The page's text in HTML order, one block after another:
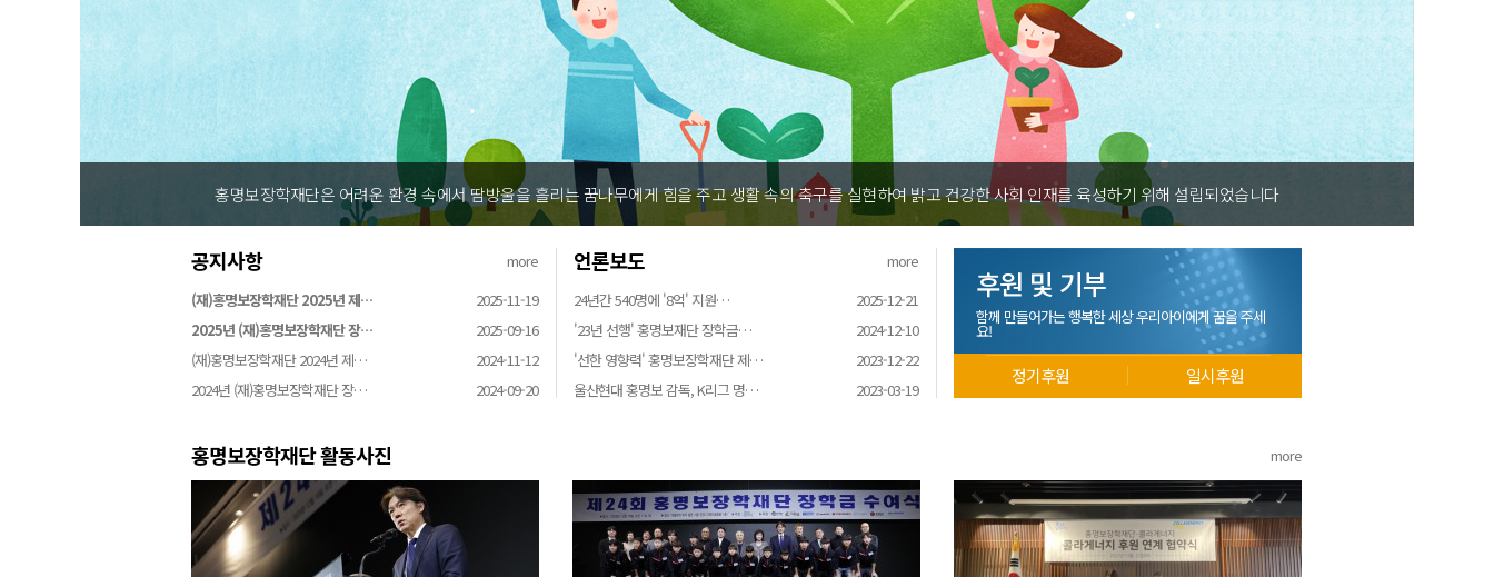
홍명보장학재단은 어려운 환경 속에서 땀방울을 흘리는 꿈나무에게 힘을 주고 생활 속의 축구를 실현하여 밝고 건강한 사회 인재를 육성하기 위해 설립되었습니다
공지사항
more
(재)홍명보장학재단 2025년 제…
2025-11-19
2025년 (재)홍명보장학재단 장…
2025-09-16
(재)홍명보장학재단 2024년 제…
2024-11-12
2024년 (재)홍명보장학재단 장…
2024-09-20
언론보도
more
24년간 540명에 '8억' 지원…
2025-12-21
'23년 선행' 홍명보재단 장학금…
2024-12-10
'선한 영향력' 홍명보장학재단 제…
2023-12-22
울산현대 홍명보 감독, K리그 명…
2023-03-19
후원 및 기부
함께 만들어가는 행복한 세상 우리아이에게 꿈을 주세
요!
정기후원 일시후원
홍명보장학재단 활동사진 more